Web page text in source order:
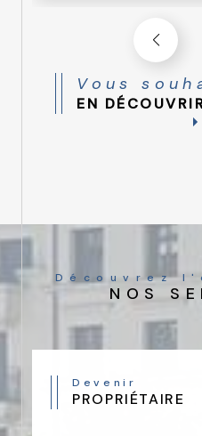
Vous
EN
Découvrez
NOS
Devenir
PROPRIÉTAIRE